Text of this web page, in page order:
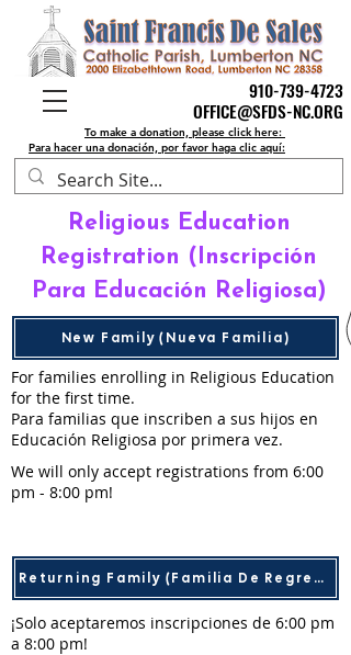
910-739-4723
OFFICE@SFDS-NC.ORG
910-739-4723
OFFICE@SFDS-NC.ORG
Religious Education
Registration (Inscripción
Para Educación Religiosa)
To make a donation, please click here:
Para hacer una donación, por favor haga clic aquí:
New Family (Nueva Familia)
Returning Family (Familia De Regreso)
For families enrolling in Religious Education
for the first time.
Para familias que inscriben a sus hijos en
Educación Religiosa por primera vez.
We will only accept registrations from 6:00
pm - 8:00 pm!
¡Solo aceptaremos inscripciones de 6:00 pm
a 8:00 pm!